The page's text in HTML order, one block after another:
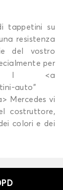
300 W123
tappetini su
resistenza
del vostro
per
I <a
auto"
Mercedes vi
costruttore,
colori e dei